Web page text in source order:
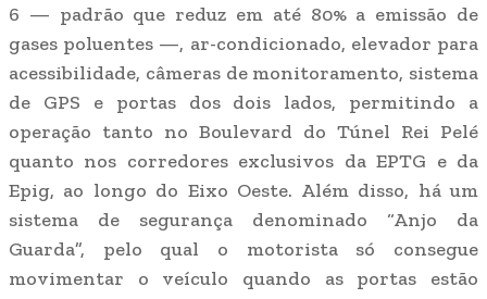
6 — padrão que reduz em até 80% a emissão de
gases poluentes —, ar-condicionado, elevador para
acessibilidade, câmeras de monitoramento, sistema
de GPS e portas dos dois lados, permitindo a
operação tanto no Boulevard do Túnel Rei Pelé
quanto nos corredores exclusivos da EPTG e da
Epig, ao longo do Eixo Oeste. Além disso, há um
sistema de segurança denominado “Anjo da
Guarda”, pelo qual o motorista só consegue
movimentar o veículo quando as portas estão